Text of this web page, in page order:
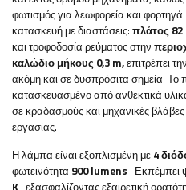
φωτισμός για λεωφορεία και
κατασκευή με διαστάσεις: πλάτος
και τροφοδοσία ρεύματος στην
καλώδιο μήκους 0,3 m,επιτρέπει
ακόμη και σε δυσπρόσιτα σημεία. Το
κατασκευασμένο από ανθεκτικά
σε κραδασμούς και μηχανικές
εργασίας.
Η λάμπα είναι εξοπλισμένη με 4
φωτεινότητα 900 lumens . Εκπέμπει